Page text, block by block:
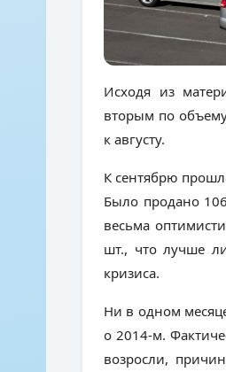
Исходя из
вторым по
к августу.
К сентябрю
Было продано
весьма
шт., что лучше
кризиса.
Ни в одном
о 2014-м.
возросли,